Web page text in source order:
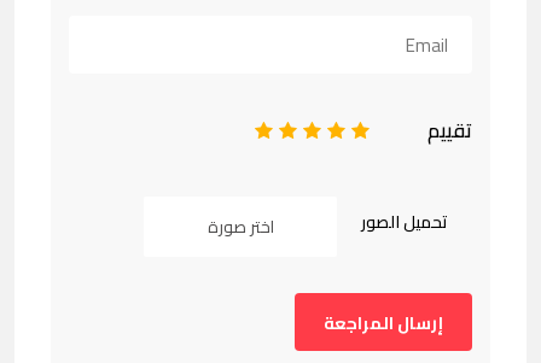
تقييم 5
4
3
2
تحميل الصور اختر صورة